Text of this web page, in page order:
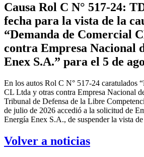
Causa Rol C N° 517-24:
fecha para la vista de la
“Demanda de Comercial
contra Empresa Nacional
Enex S.A.” para el 5 de
En los autos Rol C N° 517-24 caratulados
CL Ltda y otras contra Empresa Nacional
Tribunal de Defensa de la Libre
de julio de 2026 accedió a la solicitud de
Energía Enex S.A., de suspender la vista
Volver a noticias